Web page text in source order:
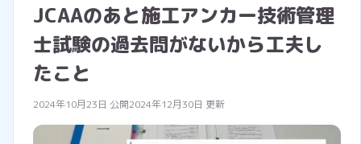
JCAAのあと施工アンカー技術管理
士試験の過去問がないから工夫し
たこと
2024年10月23日 公開2024年12月30日 更新